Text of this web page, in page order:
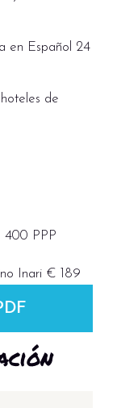
en Español 24
de
400 PPP
Inari € 189